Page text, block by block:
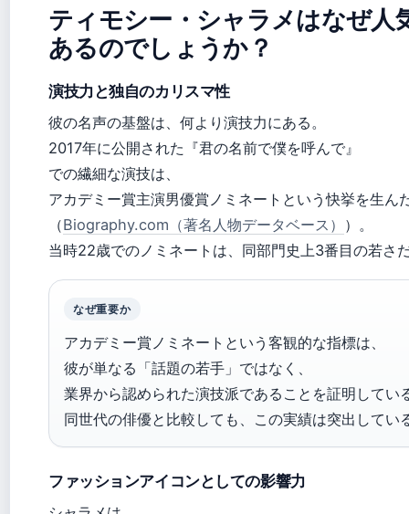
ティモシー・シャラメはなぜ人
あるのでしょうか？
演技力と独自のカリスマ性
彼の名声の基盤は、何より演技力にある。
2017年に公開された『君の名前で僕を呼んで』
での繊細な演技は、
アカデミー賞主演男優賞ノミネートという快挙を生ん
（Biography.com（著名人物データベース） ）。
当時22歳でのノミネートは、同部門史上3番目の若さ
なぜ重要か
アカデミー賞ノミネートという客観的な指標は、
彼が単なる「話題の若手」ではなく、
業界から認められた演技派であることを証明してい
同世代の俳優と比較しても、この実績は突出してい
ファッションアイコンとしての影響力